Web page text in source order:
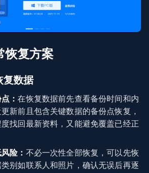
恢复方案
复数据
：在恢复数据前先查看备份时间和内
新前且包含关键数据的备份点恢复，
找回最新资料，又能避免覆盖已经正
险： 不必一次性全部恢复，可以先恢
别如联系人和照片，确认无误后再逐